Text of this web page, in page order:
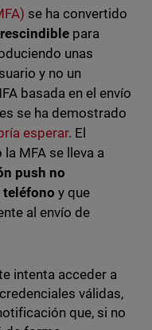
se ha convertido
para
unas
y no un
basada en el envío
se ha demostrado
esperar. El
MFA se lleva a
push no
teléfono y que
al envío de
intenta acceder a
válidas,
que, si no